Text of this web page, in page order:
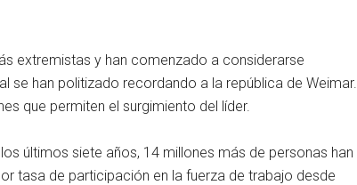
extremistas y han comenzado a considerarse
se han politizado recordando a la república de Weimar.
que permiten el surgimiento del líder.
últimos siete años, 14 millones más de personas han
tasa de participación en la fuerza de trabajo desde